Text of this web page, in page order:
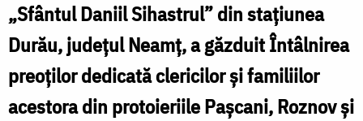
„Sfântul Daniil Sihastrul” din stațiunea
Durău, județul Neamț, a găzduit Întâlnirea
preoților dedicată clericilor și familiilor
acestora din protoieriile Pașcani, Roznov și